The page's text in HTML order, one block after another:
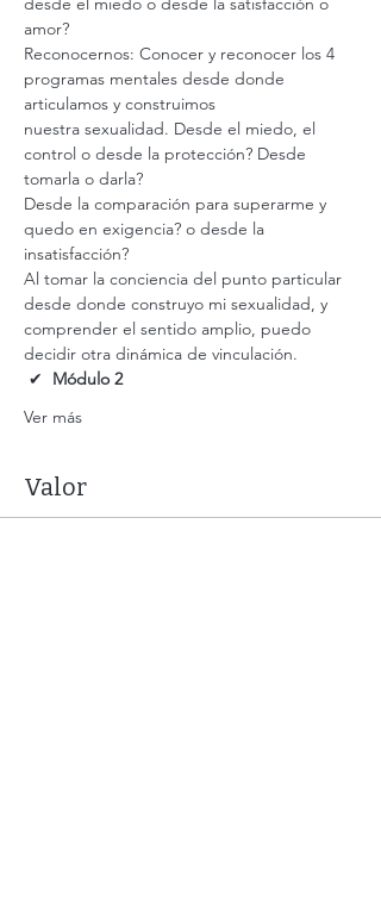
amor?
Reconocernos: Conocer y reconocer los 4
programas mentales desde donde
articulamos y construimos
nuestra sexualidad. Desde el miedo, el
control o desde la protección? Desde
tomarla o darla?
Desde la comparación para superarme y
quedo en exigencia? o desde la
insatisfacción?
Al tomar la conciencia del punto particular
desde donde construyo mi sexualidad, y
comprender el sentido amplio, puedo
decidir otra dinámica de vinculación.
✔ Módulo 2
Ver más
Valor